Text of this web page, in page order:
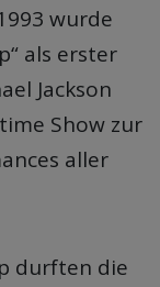
wurde
als erster
Jackson
Show zur
aller
durften die